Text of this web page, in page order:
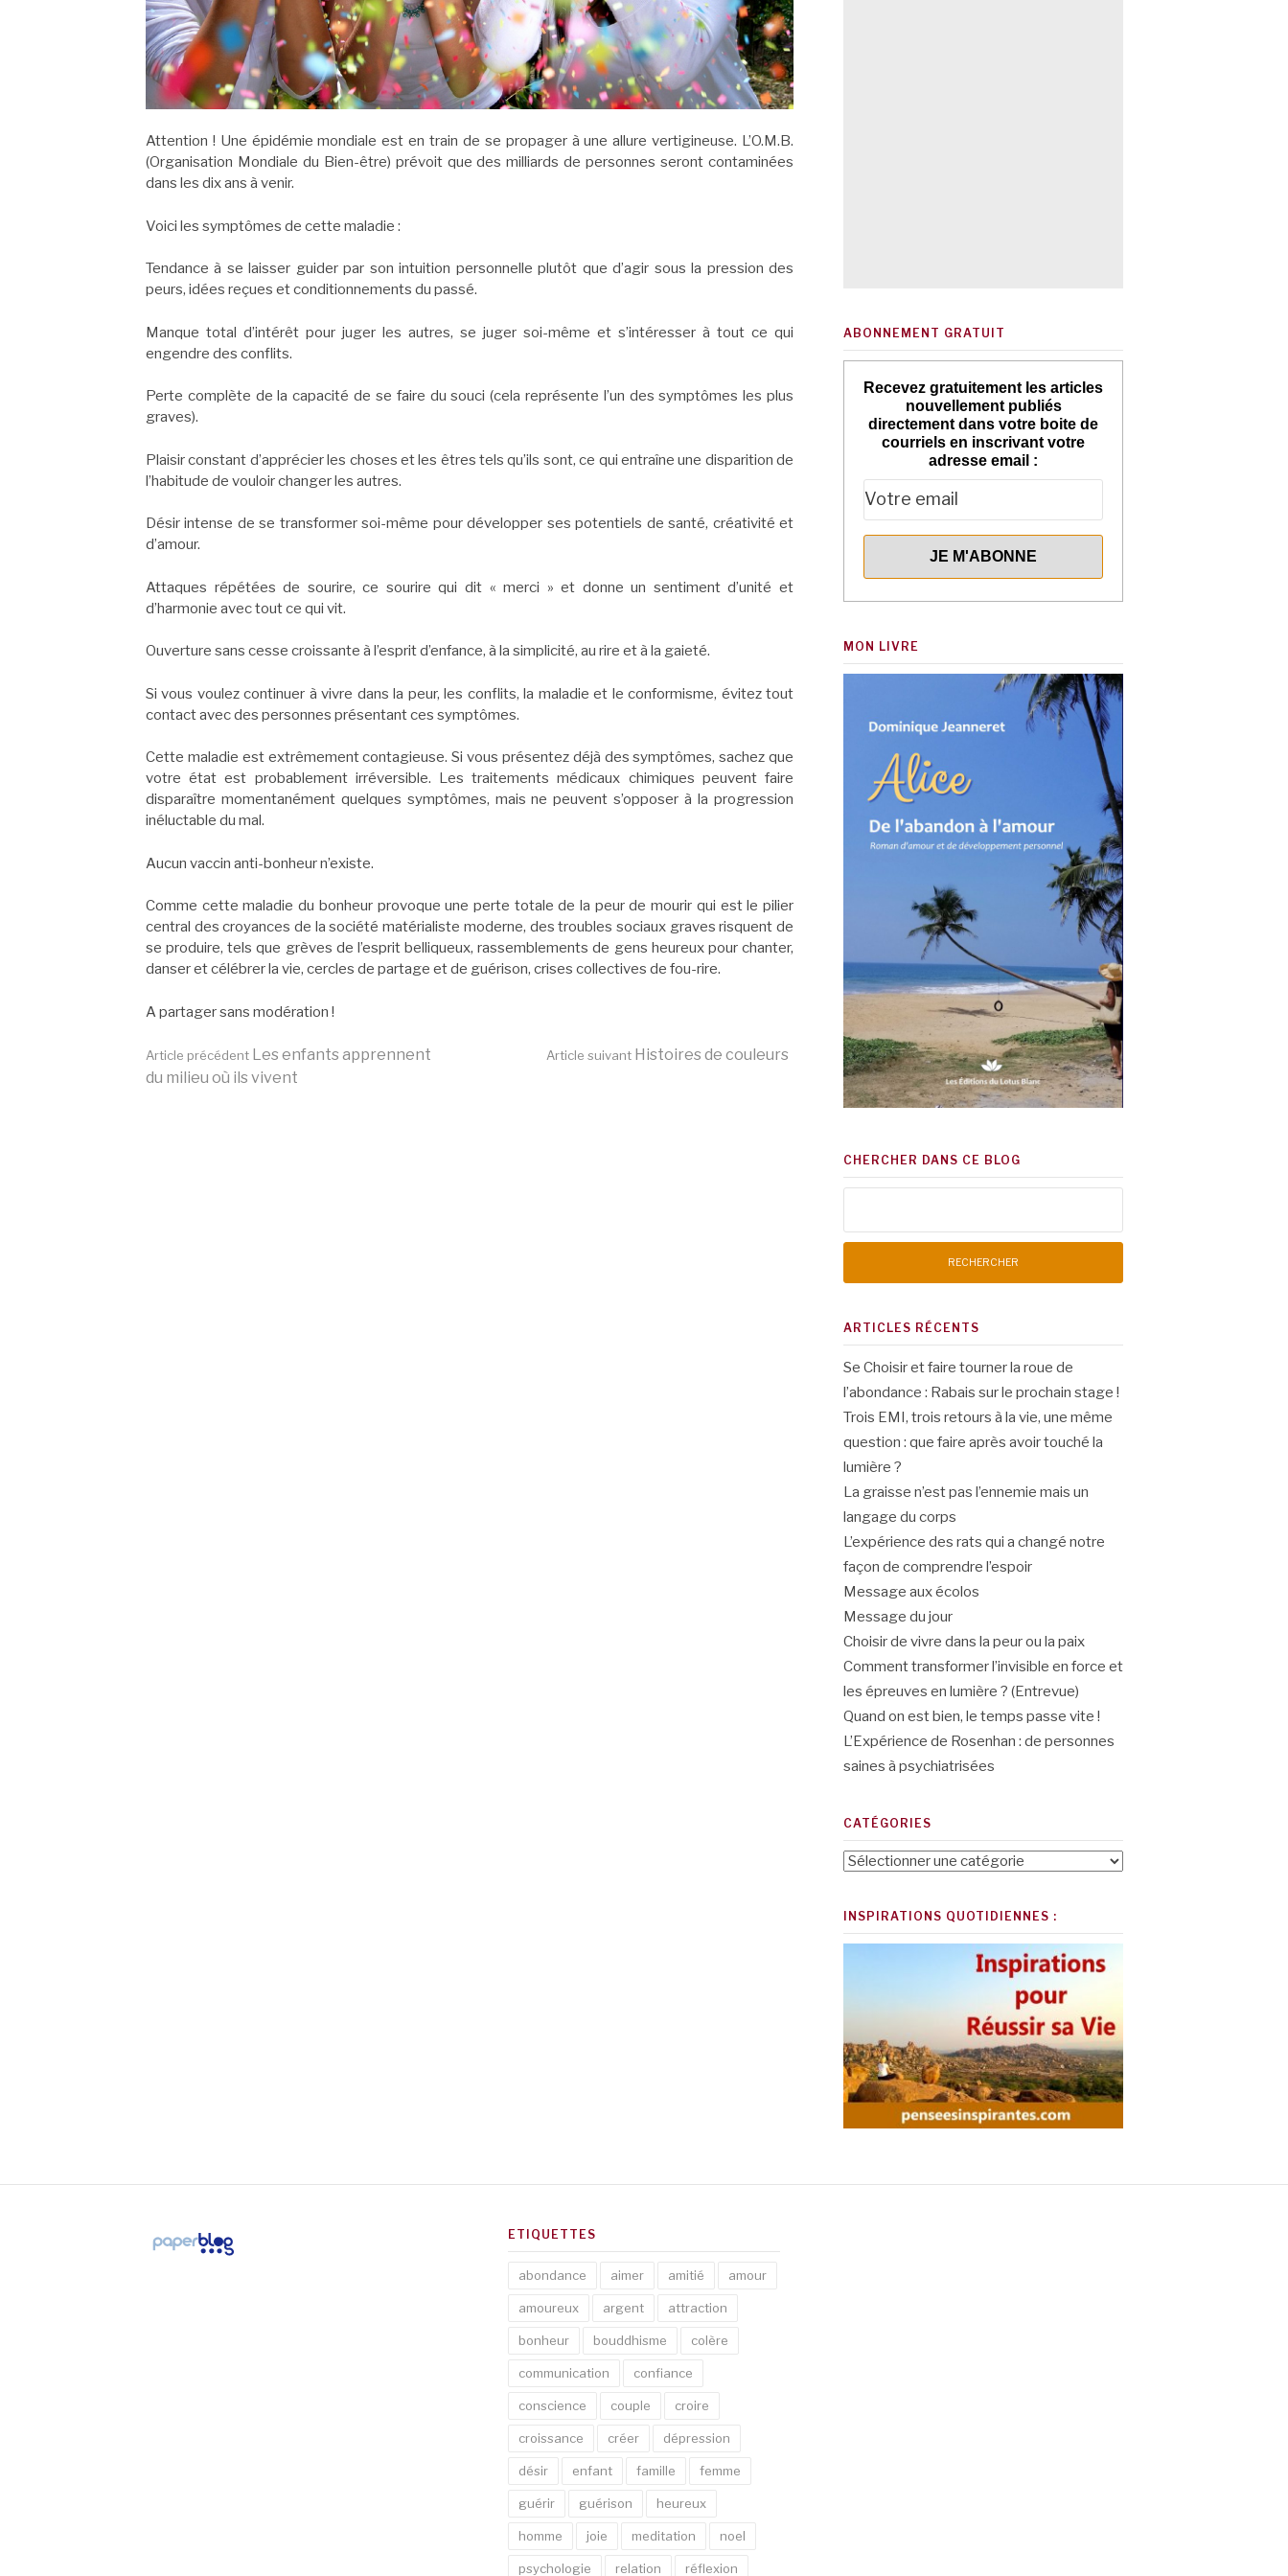
Attention ! Une épidémie mondiale est en train de se propager à une allure vertigineuse. L’O.M.B.
(Organisation Mondiale du Bien-être) prévoit que des milliards de personnes seront contaminées
dans les dix ans à venir.
Voici les symptômes de cette maladie :
Tendance à se laisser guider par son intuition personnelle plutôt que d’agir sous la pression des
peurs, idées reçues et conditionnements du passé.
Manque total d’intérêt pour juger les autres, se juger soi-même et s’intéresser à tout ce qui
engendre des conflits.
Perte complète de la capacité de se faire du souci (cela représente l’un des symptômes les plus
graves).
Plaisir constant d’apprécier les choses et les êtres tels qu’ils sont, ce qui entraîne une disparition de
l’habitude de vouloir changer les autres.
Désir intense de se transformer soi-même pour développer ses potentiels de santé, créativité et
d’amour.
Attaques répétées de sourire, ce sourire qui dit « merci » et donne un sentiment d’unité et
d’harmonie avec tout ce qui vit.
Ouverture sans cesse croissante à l’esprit d’enfance, à la simplicité, au rire et à la gaieté.
Si vous voulez continuer à vivre dans la peur, les conflits, la maladie et le conformisme, évitez tout
contact avec des personnes présentant ces symptômes.
Cette maladie est extrêmement contagieuse. Si vous présentez déjà des symptômes, sachez que
votre état est probablement irréversible. Les traitements médicaux chimiques peuvent faire
disparaître momentanément quelques symptômes, mais ne peuvent s’opposer à la progression
inéluctable du mal.
Aucun vaccin anti-bonheur n’existe.
Comme cette maladie du bonheur provoque une perte totale de la peur de mourir qui est le pilier
central des croyances de la société matérialiste moderne, des troubles sociaux graves risquent de
se produire, tels que grèves de l’esprit belliqueux, rassemblements de gens heureux pour chanter,
danser et célébrer la vie, cercles de partage et de guérison, crises collectives de fou-rire.
A partager sans modération !
Lire
Article précédent Les enfants apprennent
du milieu où ils vivent
Article suivant Histoires de couleurs
ABONNEMENT GRATUIT
Recevez gratuitement les articles
nouvellement publiés
directement dans votre boite de
courriels en inscrivant votre
adresse email :
MON LIVRE
CHERCHER DANS CE BLOG
ARTICLES RÉCENTS
Se Choisir et faire tourner la roue de
l’abondance : Rabais sur le prochain stage !
Trois EMI, trois retours à la vie, une même
question : que faire après avoir touché la
lumière ?
La graisse n’est pas l’ennemie mais un
langage du corps
L’expérience des rats qui a changé notre
façon de comprendre l’espoir
Message aux écolos
Message du jour
Choisir de vivre dans la peur ou la paix
Comment transformer l’invisible en force et
les épreuves en lumière ? (Entrevue)
Quand on est bien, le temps passe vite !
L’Expérience de Rosenhan : de personnes
saines à psychiatrisées
CATÉGORIES
Catégories
INSPIRATIONS QUOTIDIENNES :
ETIQUETTES
abondance aimer amitié amour
amoureux argent attraction
bonheur bouddhisme colère
communication confiance
conscience couple croire
croissance créer dépression
désir enfant famille femme
guérir guérison heureux
homme joie meditation noel
psychologie relation réflexion